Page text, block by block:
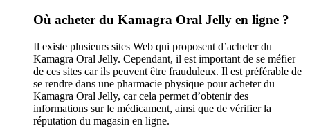
Où acheter du Kamagra Oral Jelly en ligne ?
Il existe plusieurs sites Web qui proposent d’acheter du
Kamagra Oral Jelly. Cependant, il est important de se méfier
de ces sites car ils peuvent être frauduleux. Il est préférable de
se rendre dans une pharmacie physique pour acheter du
Kamagra Oral Jelly, car cela permet d’obtenir des
informations sur le médicament, ainsi que de vérifier la
réputation du magasin en ligne.